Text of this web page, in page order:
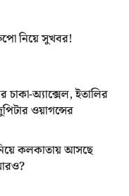
নিয়ে সুখবর!
চাকা-অ্যাক্সেল, ইতালির
ওয়াগন্সের
কলকাতায় আসছে